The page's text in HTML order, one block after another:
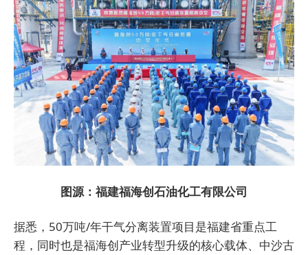
图源：福建福海创石油化工有限公司
据悉，50万吨/年干气分离装置项目是福建省重点工
程，同时也是福海创产业转型升级的核心载体、中沙古